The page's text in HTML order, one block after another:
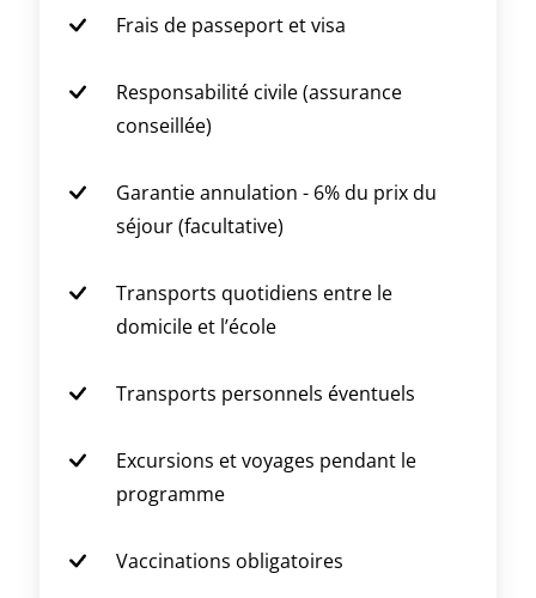
Frais de passeport et visa
Responsabilité civile (assurance
conseillée)
Garantie annulation - 6% du prix du
séjour (facultative)
Transports quotidiens entre le
domicile et l’école
Transports personnels éventuels
Excursions et voyages pendant le
programme
Vaccinations obligatoires